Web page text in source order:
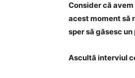
Consider că
acest moment să
sper să găsesc un
Ascultă interviul